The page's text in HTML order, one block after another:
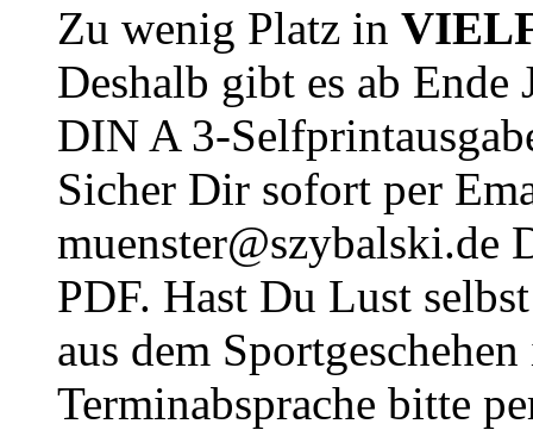
Zu wenig Platz in
Deshalb gibt es ab Ende
DIN A 3-
Sicher Dir sofort per
muenster@szybalski.de
PDF. Hast Du Lust
aus dem
Terminabsprache bitte